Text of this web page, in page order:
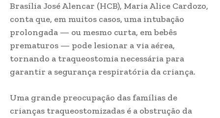
Brasília José Alencar (HCB), Maria Alice Cardozo,
conta que, em muitos casos, uma intubação
prolongada — ou mesmo curta, em bebês
prematuros — pode lesionar a via aérea,
tornando a traqueostomia necessária para
garantir a segurança respiratória da criança.
Uma grande preocupação das famílias de
crianças traqueostomizadas é a obstrução da